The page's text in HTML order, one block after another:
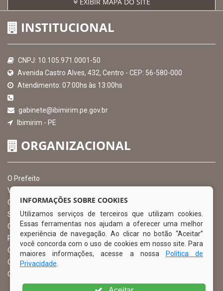
INSTITUCIONAL
CNPJ: 10.105.971.0001-50
Avenida Castro Alves, 432, Centro - CEP: 56-580-000
Atendimento: 07:00hs às 13:00hs
gabinete@ibimirim.pe.gov.br
Ibimirim - PE
ORGANIZACIONAL
O Prefeito
Vice Prefeito
Ouvidoria Municipal
Serviço de Informação ao Cidadão – SIC
Chefe de Gabinete
Procuradoria Geral
Órgão de Controle Interno
Organograma
Comissão Permanente de Licitação – CPL
INFORMAÇÕES SOBRE COOKIES
Utilizamos serviços de terceiros que utilizam cookies.
Essas ferramentas nos ajudam a oferecer uma melhor
experiência de navegação. Ao clicar no botão “Aceitar”
você concorda com o uso de cookies em nosso site. Para
maiores informações, acesse a nossa
Política de
Privacidade